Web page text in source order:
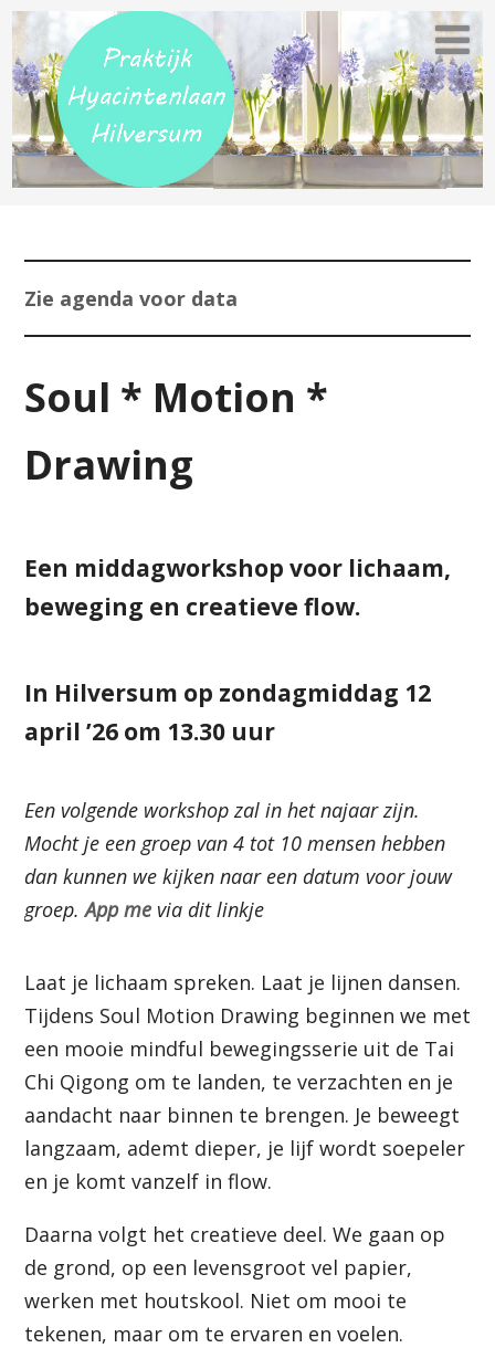
Zie agenda voor data
Soul * Motion *
Drawing
Een middagworkshop voor lichaam,
beweging en creatieve flow.
In Hilversum op zondagmiddag 12
april ’26 om 13.30 uur
Een volgende workshop zal in het najaar zijn.
Mocht je een groep van 4 tot 10 mensen hebben
dan kunnen we kijken naar een datum voor jouw
groep.App me via dit linkje
Laat je lichaam spreken. Laat je lijnen dansen.
Tijdens Soul Motion Drawing beginnen we met
een mooie mindful bewegingsserie uit de Tai
Chi Qigong om te landen, te verzachten en je
aandacht naar binnen te brengen. Je beweegt
langzaam, ademt dieper, je lijf wordt soepeler
en je komt vanzelf in flow.
Daarna volgt het creatieve deel. We gaan op
de grond, op een levensgroot vel papier,
werken met houtskool. Niet om mooi te
tekenen, maar om te ervaren en voelen.